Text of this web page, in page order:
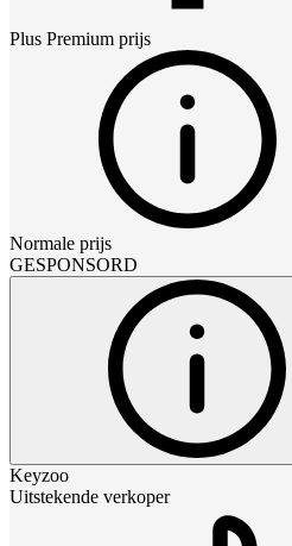
Plus Premium prijs
Normale prijs
GESPONSORD
Keyzoo
Uitstekende verkoper